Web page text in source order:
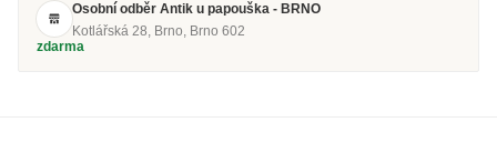
Osobní odběr Antik u papouška - BRNO
Kotlářská 28, Brno, Brno 602
zdarma